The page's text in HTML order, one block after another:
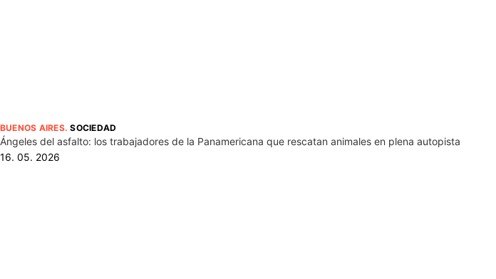
BUENOS AIRES.SOCIEDAD
Ángeles del asfalto: los trabajadores de la Panamericana que rescatan animales en plena autopista
16. 05. 2026